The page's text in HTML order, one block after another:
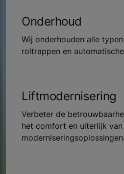
Onderhoud
Wij onderhouden alle
roltrappen en
Liftmodernisering
Verbeter de
het comfort en uiterlijk
moderniseringsoplossingen.